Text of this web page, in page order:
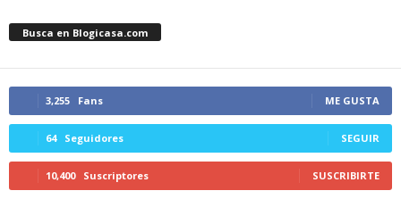
Busca en Blogicasa.com
3,255 Fans ME GUSTA
64 Seguidores SEGUIR
10,400 Suscriptores SUSCRIBIRTE